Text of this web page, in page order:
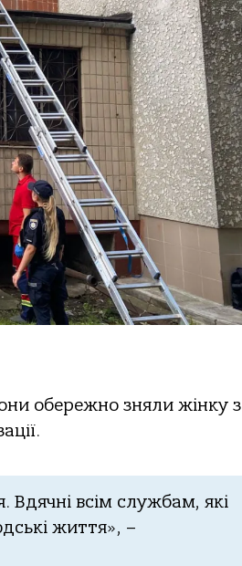
обережно зняли жінку з
всім службам, які
життя», –